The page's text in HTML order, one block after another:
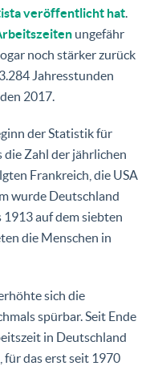
veröffentlicht hat.
ungefähr
noch stärker zurück
Jahresstunden
2017.
der Statistik für
die Zahl der jährlichen
Frankreich, die USA
wurde Deutschland
auf dem siebten
die Menschen in
sich die
spürbar. Seit Ende
in Deutschland
für das erst seit 1970